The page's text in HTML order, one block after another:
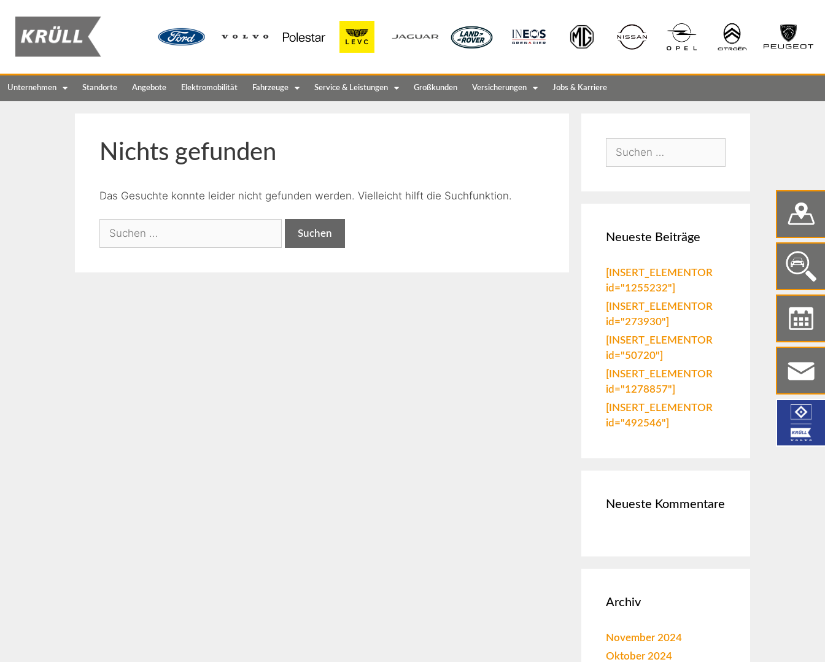
Unternehmen Standorte Angebote Elektromobilität Fahrzeuge Service & Leistungen Großkunden Versicherungen Jobs & Karriere
Nichts gefunden
Das Gesuchte konnte leider nicht gefunden werden. Vielleicht hilft die Suchfunktion.
Neueste Beiträge
[INSERT_ELEMENTOR
id="1255232"]
[INSERT_ELEMENTOR
id="273930"]
[INSERT_ELEMENTOR
id="50720"]
[INSERT_ELEMENTOR
id="1278857"]
[INSERT_ELEMENTOR
id="492546"]
Neueste Kommentare
Archiv
November 2024
Oktober 2024